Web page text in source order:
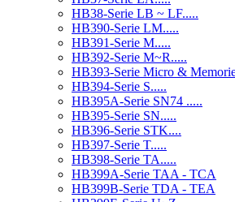
HB38-Serie LB ~ LF.....
HB390-Serie LM.....
HB391-Serie M.....
HB392-Serie M~R.....
HB393-Serie Micro &
HB394-Serie S.....
HB395A-Serie SN74 .....
HB395-Serie SN.....
HB396-Serie STK....
HB397-Serie T.....
HB398-Serie TA.....
HB399A-Serie TAA - TCA
HB399B-Serie TDA - TEA